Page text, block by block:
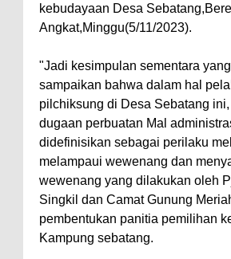
kebudayaan Desa
Angkat,Minggu(5/11/2023).
"Jadi kesimpulan sementara
sampaikan bahwa dalam hal
pilchiksung di Desa Sebatang
dugaan perbuatan Mal
didefinisikan sebagai perilaku
melampaui wewenang dan
wewenang yang dilakukan oleh
Singkil dan Camat Gunung
pembentukan panitia pemilihan
Kampung sebatang.